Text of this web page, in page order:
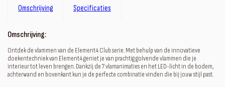
Omschrijving Specificaties
Omschrijving:
Ontdek de vlammen van de Element4 Club serie. Met behulp van de innovatieve
doekentechniek van Element4 geniet je van prachtig golvende vlammen die je
interieur tot leven brengen. Dankzij de 7 vlamanimaties en het LED-licht in de bodem,
achterwand en bovenkant kun je de perfecte combinatie vinden die bij jouw stijl past.